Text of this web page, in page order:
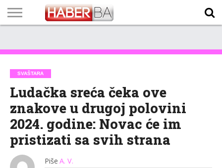
TECH
PROGRAM
PROGNOZA
PUTEVIMA
LISTA
NAMA
SVAŠTARA
Ludačka sreća čeka ove
znakove u drugoj polovini
2024. godine: Novac će im
pristizati sa svih strana
Piše A. V.